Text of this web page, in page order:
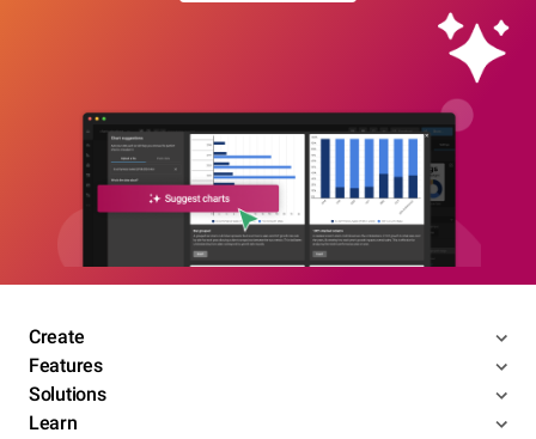
Create
Features
Solutions
Learn